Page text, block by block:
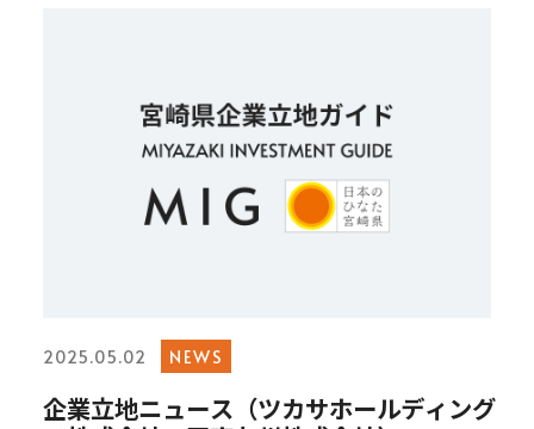
2025.05.02 NEWS
企業立地ニュース（ツカサホールディング